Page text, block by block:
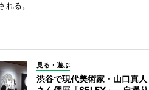
れる。
見る・遊ぶ
渋谷で現代美術家・山口真人